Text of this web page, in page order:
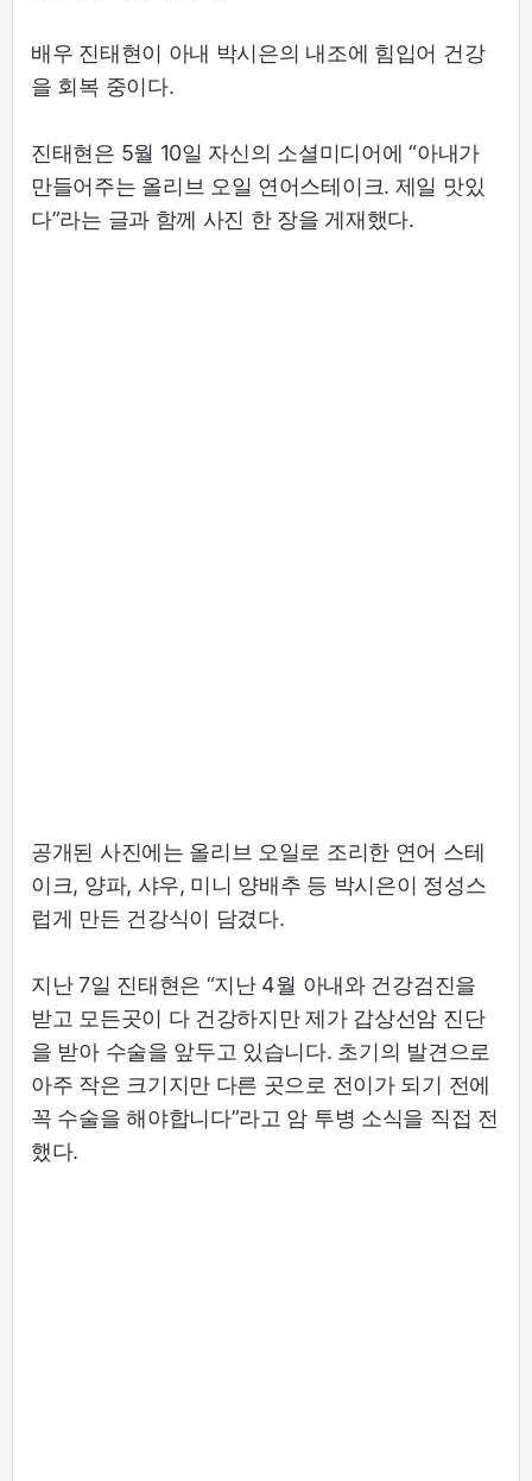
배우 진태현이 아내 박시은의 내조에 힘입어 건강
을 회복 중이다.
진태현은 5월 10일 자신의 소셜미디어에 “아내가
만들어주는 올리브 오일 연어스테이크. 제일 맛있
다”라는 글과 함께 사진 한 장을 게재했다.
공개된 사진에는 올리브 오일로 조리한 연어 스테
이크, 양파, 샤우, 미니 양배추 등 박시은이 정성스
럽게 만든 건강식이 담겼다.
지난 7일 진태현은 “지난 4월 아내와 건강검진을
받고 모든곳이 다 건강하지만 제가 갑상선암 진단
을 받아 수술을 앞두고 있습니다. 초기의 발견으로
아주 작은 크기지만 다른 곳으로 전이가 되기 전에
꼭 수술을 해야합니다”라고 암 투병 소식을 직접 전
했다.